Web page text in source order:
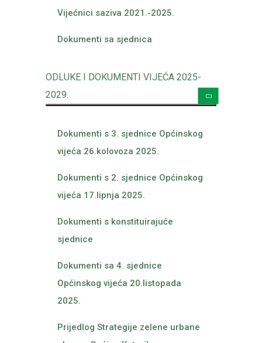
Vijećnici saziva 2021.-2025.
Dokumenti sa sjednica
ODLUKE I DOKUMENTI VIJEĆA 2025-
2029.
Dokumenti s 3. sjednice Općinskog
vijeća 26.kolovoza 2025.
Dokumenti s 2. sjednice Općinskog
vijeća 17.lipnja 2025.
Dokumenti s konstituirajuće
sjednice
Dokumenti sa 4. sjednice
Općinskog vijeća 20.listopada
2025.
Prijedlog Strategije zelene urbane